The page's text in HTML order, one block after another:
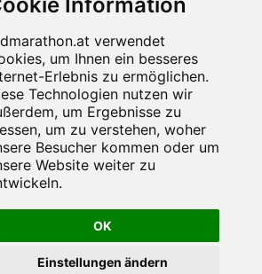
OK
Einstellungen ändern